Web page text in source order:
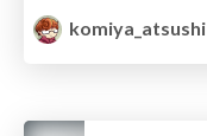
komiya_atsushi